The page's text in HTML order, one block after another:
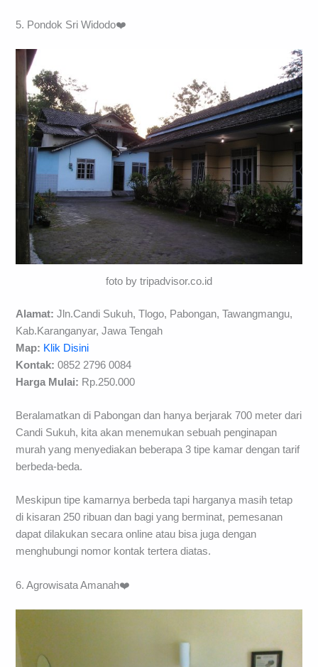
5. Pondok Sri Widodo❤️
foto by tripadvisor.co.id
Alamat: Jln.Candi Sukuh, Tlogo, Pabongan, Tawangmangu,
Kab.Karanganyar, Jawa Tengah
Map: Klik Disini
Kontak: 0852 2796 0084
Harga Mulai: Rp.250.000
Beralamatkan di Pabongan dan hanya berjarak 700 meter dari
Candi Sukuh, kita akan menemukan sebuah penginapan
murah yang menyediakan beberapa 3 tipe kamar dengan tarif
berbeda-beda.
Meskipun tipe kamarnya berbeda tapi harganya masih tetap
di kisaran 250 ribuan dan bagi yang berminat, pemesanan
dapat dilakukan secara online atau bisa juga dengan
menghubungi nomor kontak tertera diatas.
6. Agrowisata Amanah❤️